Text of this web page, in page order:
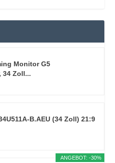
Monitor G5
34 Zoll...
B.AEU (34 Zoll) 21:9
ANGEBOT: -30%